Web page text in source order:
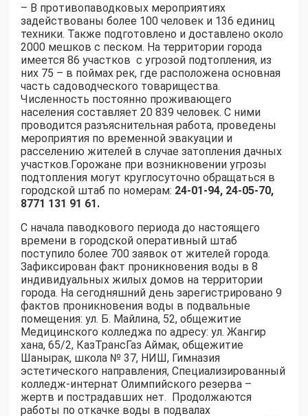
– В противопаводковых мероприятиях
задействованы более 100 человек и 136 единиц
техники. Также подготовлено и доставлено около
2000 мешков с песком. На территории города
имеется 86 участков с угрозой подтопления, из
них 75 – в поймах рек, где расположена основная
часть садоводческого товарищества.
Численность постоянно проживающего
населения составляет 20 839 человек. С ними
проводится разъяснительная работа, проведены
мероприятия по временной эвакуации и
расселению жителей в случае затопления дачных
участков.Горожане при возникновении угрозы
подтопления могут круглосуточно обращаться в
городской штаб по номерам: 24-01-94, 24-05-70,
8771 131 91 61.
С начала паводкового периода до настоящего
времени в городской оперативный штаб
поступило более 700 заявок от жителей города.
Зафиксирован факт проникновения воды в 8
индивидуальных жилых домов на территории
города. На сегодняшний день зарегистрировано 9
фактов проникновения воды в подвальные
помещения: ул. Б. Майлина, 52, общежитие
Медицинского колледжа по адресу: ул. Жангир
хана, 65/2, КазТрансГаз Аймак, общежитие
Шанырак, школа № 37, НИШ, Гимназия
эстетического направления, Специализированный
колледж-интернат Олимпийского резерва –
жертв и пострадавших нет. Продолжаются
работы по откачке воды в подвалах